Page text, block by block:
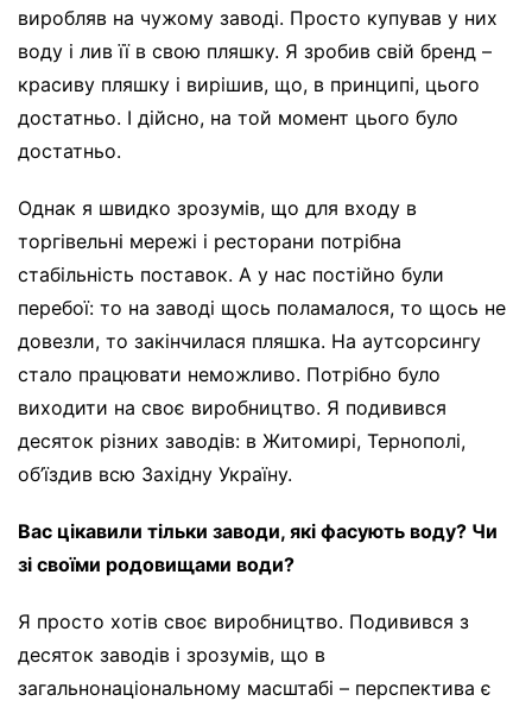
виробляв на чужому заводі. Просто купував у них
воду і лив її в свою пляшку. Я зробив свій бренд –
красиву пляшку і вирішив, що, в принципі, цього
достатньо. І дійсно, на той момент цього було
достатньо.
Однак я швидко зрозумів, що для входу в
торгівельні мережі і ресторани потрібна
стабільність поставок. А у нас постійно були
перебої: то на заводі щось поламалося, то щось не
довезли, то закінчилася пляшка. На аутсорсингу
стало працювати неможливо. Потрібно було
виходити на своє виробництво. Я подивився
десяток різних заводів: в Житомирі, Тернополі,
об’їздив всю Західну Україну.
Вас цікавили тільки заводи, які фасують воду? Чи
зі своїми родовищами води?
Я просто хотів своє виробництво. Подивився з
десяток заводів і зрозумів, що в
загальнонаціональному масштабі – перспектива є